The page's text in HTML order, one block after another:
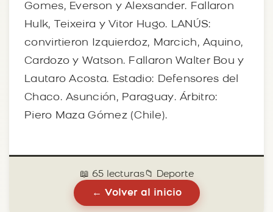
Gomes, Everson y Alexsander. Fallaron
Hulk, Teixeira y Vitor Hugo. LANÚS:
convirtieron Izquierdoz, Marcich, Aquino,
Cardozo y Watson. Fallaron Walter Bou y
Lautaro Acosta. Estadio: Defensores del
Chaco. Asunción, Paraguay. Árbitro:
Piero Maza Gómez (Chile).
📖 65 lecturas📁 Deporte
← Volver al inicio